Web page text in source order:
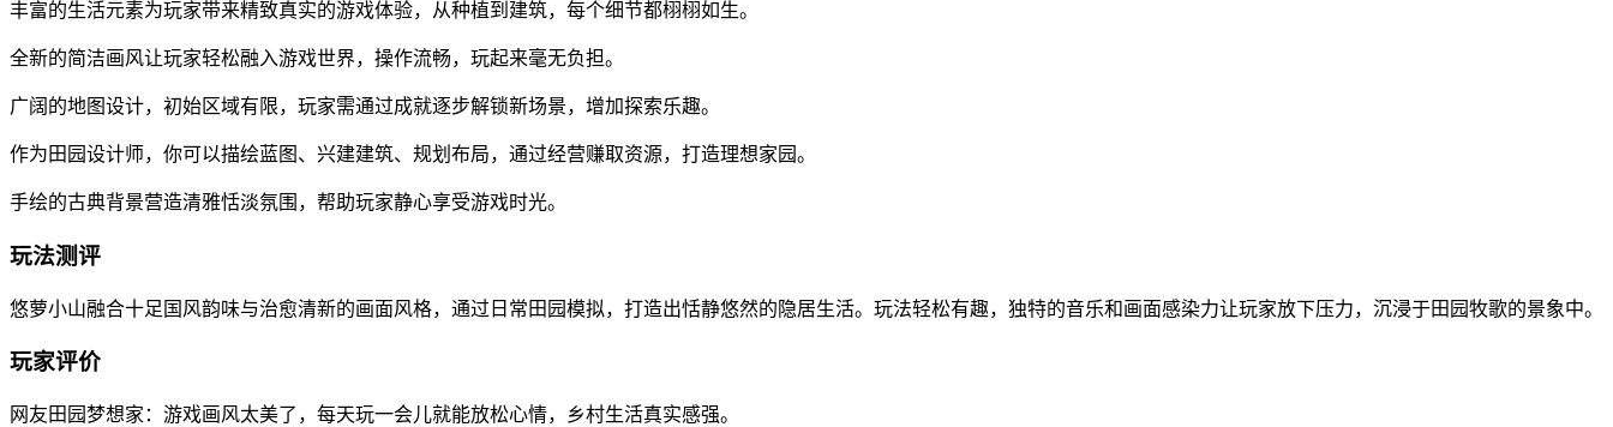
丰富的生活元素为玩家带来精致真实的游戏体验，从种植到建筑，每个细节都栩栩如生。
全新的简洁画风让玩家轻松融入游戏世界，操作流畅，玩起来毫无负担。
广阔的地图设计，初始区域有限，玩家需通过成就逐步解锁新场景，增加探索乐趣。
作为田园设计师，你可以描绘蓝图、兴建建筑、规划布局，通过经营赚取资源，打造理想家园。
手绘的古典背景营造清雅恬淡氛围，帮助玩家静心享受游戏时光。
玩法测评
悠萝小山融合十足国风韵味与治愈清新的画面风格，通过日常田园模拟，打造出恬静悠然的隐居生活。玩法轻松有趣，独特的音乐和画面感染力让玩家放下压力，沉浸于田园牧歌的景象中。
玩家评价
网友田园梦想家：游戏画风太美了，每天玩一会儿就能放松心情，乡村生活真实感强。